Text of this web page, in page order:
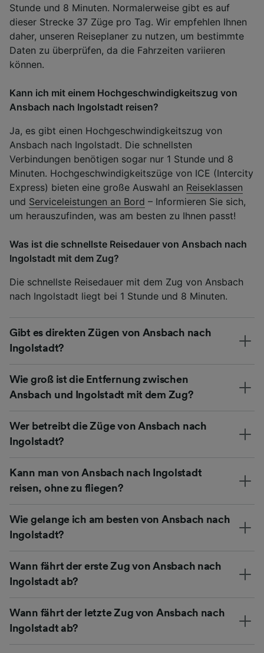
Stunde und 8 Minuten. Normalerweise gibt es auf
dieser Strecke 37 Züge pro Tag. Wir empfehlen Ihnen
daher, unseren Reiseplaner zu nutzen, um bestimmte
Daten zu überprüfen, da die Fahrzeiten variieren
können.
Kann ich mit einem Hochgeschwindigkeitszug von
Ansbach nach Ingolstadt reisen?
Ja, es gibt einen Hochgeschwindigkeitszug von
Ansbach nach Ingolstadt. Die schnellsten
Verbindungen benötigen sogar nur 1 Stunde und 8
Minuten. Hochgeschwindigkeitszüge von ICE (Intercity
Express) bieten eine große Auswahl an Reiseklassen
und Serviceleistungen an Bord – Informieren Sie sich,
um herauszufinden, was am besten zu Ihnen passt!
Was ist die schnellste Reisedauer von Ansbach nach
Ingolstadt mit dem Zug?
Die schnellste Reisedauer mit dem Zug von Ansbach
nach Ingolstadt liegt bei 1 Stunde und 8 Minuten.
Gibt es direkten Zügen von Ansbach nach
Ingolstadt?
Wie groß ist die Entfernung zwischen
Ansbach und Ingolstadt mit dem Zug?
Wer betreibt die Züge von Ansbach nach
Ingolstadt?
Kann man von Ansbach nach Ingolstadt
reisen, ohne zu fliegen?
Wie gelange ich am besten von Ansbach nach
Ingolstadt?
Wann fährt der erste Zug von Ansbach nach
Ingolstadt ab?
Wann fährt der letzte Zug von Ansbach nach
Ingolstadt ab?